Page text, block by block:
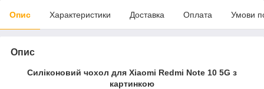
Опис Характеристики Доставка Оплата Умови
Опис
Силіконовий чохол для Xiaomi Redmi Note 10 5G з
картинкою